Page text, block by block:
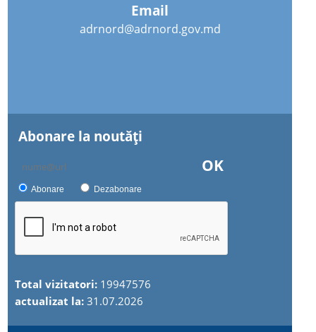
Email
adrnord@adrnord.gov.md
Abonare la noutăţi
OK
Abonare Dezabonare
Total vizitatori: 19947576
actualizat la:31.07.2026